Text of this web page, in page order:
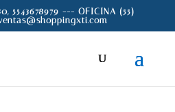
5543678979 --- OFICINA (55)